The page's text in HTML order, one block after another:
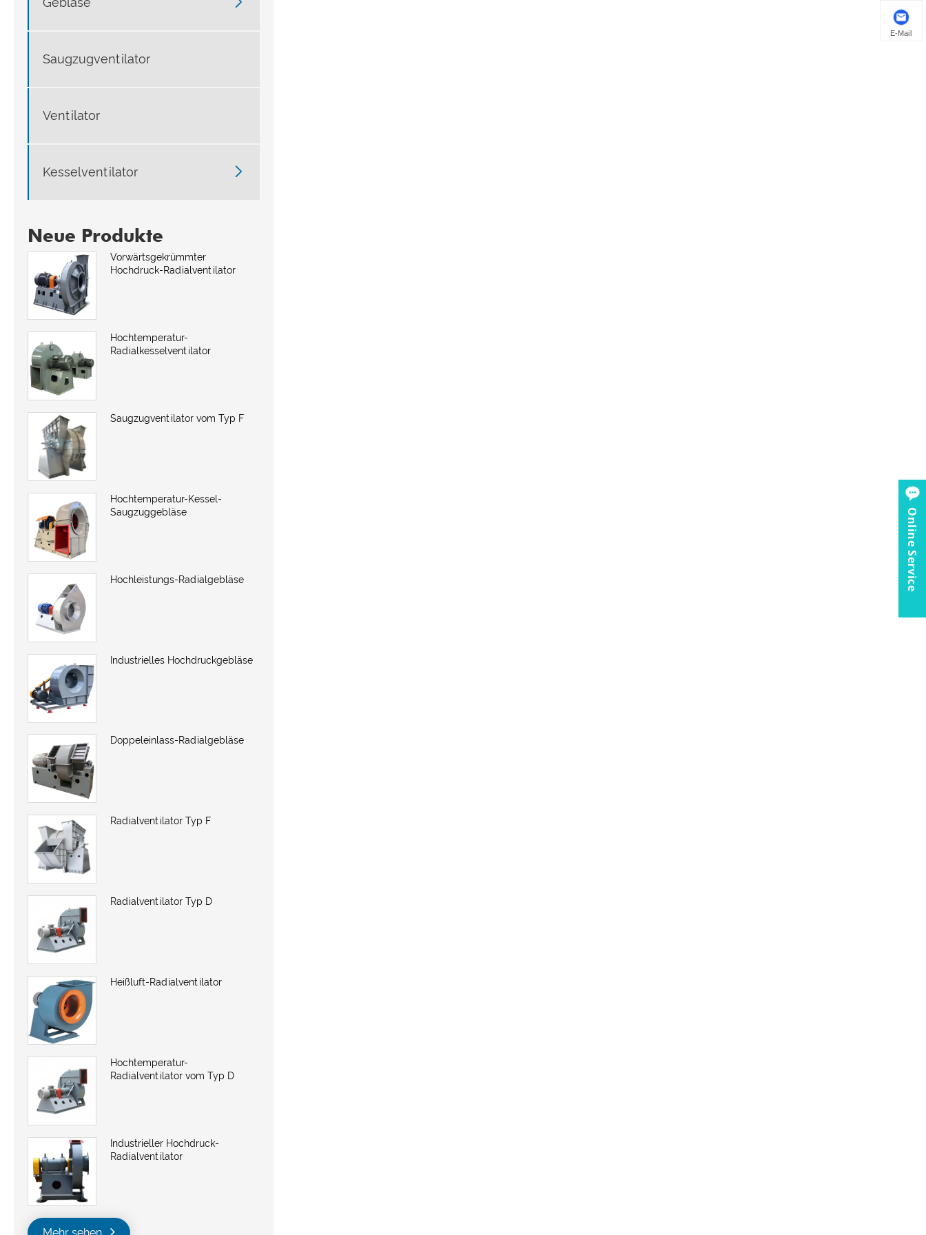
Saugzugventilator
Ventilator
Kesselventilator 
Neue Produkte
Vorwärtsgekrümmter
Hochdruck-Radialventilator
Hochtemperatur-
Radialkesselventilator
Saugzugventilator vom Typ F
Hochtemperatur-Kessel-
Saugzuggebläse
Hochleistungs-Radialgebläse
Industrielles Hochdruckgebläse
Doppeleinlass-Radialgebläse
Radialventilator Typ F
Radialventilator Typ D
Heißluft-Radialventilator
Hochtemperatur-
Radialventilator vom Typ D
Industrieller Hochdruck-
Radialventilator
Mehr sehen
E-Mail
Online Service